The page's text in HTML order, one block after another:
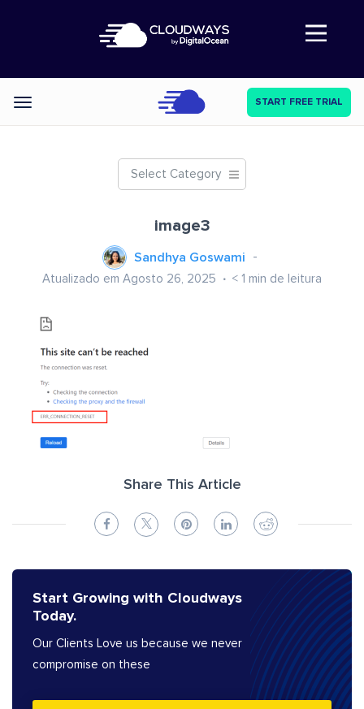
Abre a navegação
Categories START FREE TRIAL
Select Category
image3
Sandhya Goswami
Atualizado em Agosto 26, 2025 < 1 min de leitura
Share This Article
Start Growing with Cloudways
Today.
Our Clients Love us because we never
compromise on these